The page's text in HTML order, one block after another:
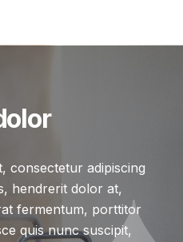
consectetur adipiscing
hendrerit dolor at,
fermentum, porttitor
quis nunc suscipit,